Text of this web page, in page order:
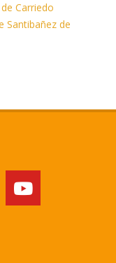
Carriedo
Santibañez de